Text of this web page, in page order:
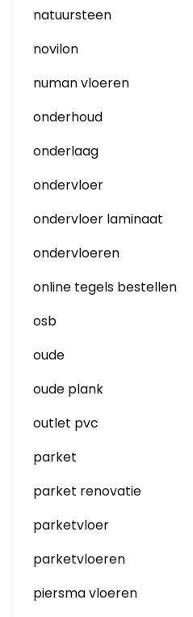
natuursteen
novilon
numan vloeren
onderhoud
onderlaag
ondervloer
ondervloer laminaat
ondervloeren
online tegels bestellen
osb
oude
oude plank
outlet pvc
parket
parket renovatie
parketvloer
parketvloeren
piersma vloeren